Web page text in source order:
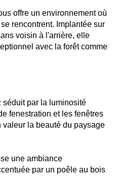
offre un environnement où
rencontrent. Implantée sur
voisin à l'arrière, elle
avec la forêt comme
séduit par la luminosité
fenestration et les fenêtres
la beauté du paysage
une ambiance
par un poêle au bois